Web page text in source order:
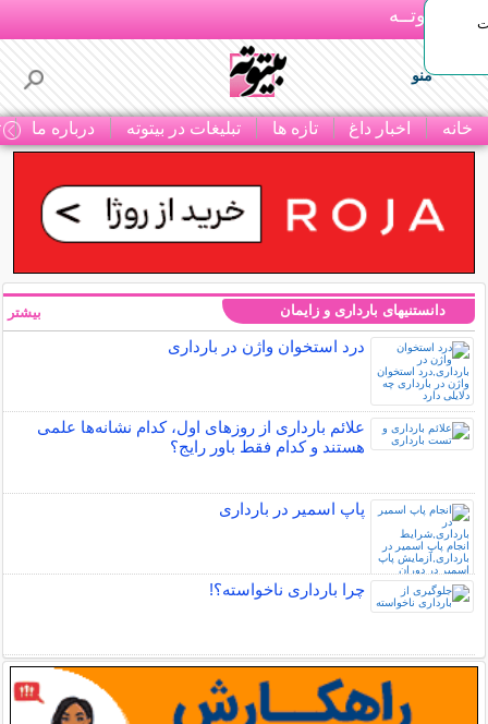
بـیتوتــه
منو
خانه اخبار داغ تازه ها تبلیغات در بیتوته درباره ما
دانستنیهای بارداری و زایمان
درد استخوان واژن در بارداری
علائم بارداری از روزهای اول، کدام نشانه‌ها علمی
هستند و کدام فقط باور رایج؟
پاپ اسمیر در بارداری
چرا بارداری ناخواسته؟!
بیشتر